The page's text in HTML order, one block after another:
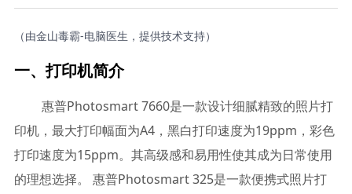
（由金山毒霸-电脑医生，提供技术支持）
一、打印机简介
惠普Photosmart 7660是一款设计细腻精致的照片打
印机，最大打印幅面为A4，黑白打印速度为19ppm，彩色
打印速度为15ppm。其高级感和易用性使其成为日常使用
的理想选择。 惠普Photosmart 325是一款便携式照片打